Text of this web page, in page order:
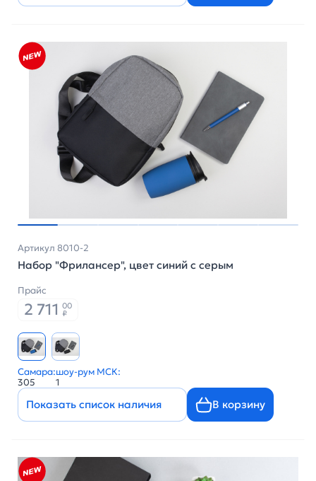
Артикул 8010-2
Набор "Фрилансер", цвет синий с серым
Прайс
2 711 00
₽
Самара:
305
шоу-рум МСК:
1
Показать список наличия В корзину